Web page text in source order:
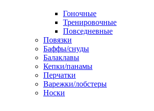
Гоночные
Тренировочные
Повседневные
Повязки
Баффы/снуды
Балаклавы
Кепки/панамы
Перчатки
Варежки/лобстеры
Носки